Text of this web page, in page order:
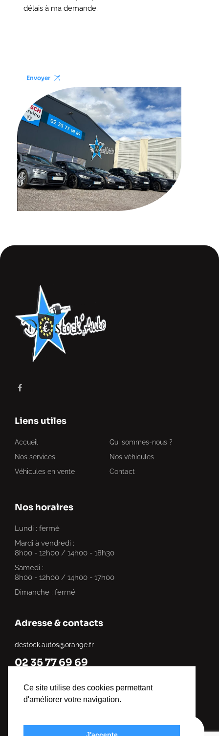
Ce site utilise des cookies permettant
d'améliorer votre navigation.
délais à ma demande.
Envoyer
Liens utiles
Accueil
Qui sommes-nous ?
Nos services
Nos véhicules
Véhicules en vente
Contact
Nos horaires
Lundi : fermé
Mardi à vendredi :
8h00 - 12h00 / 14h00 - 18h30
Samedi :
8h00 - 12h00 / 14h00 - 17h00
Dimanche : fermé
Adresse & contacts
321 chemin du Mesnillet, Criquebeuf-sur-Seine, France
02 35 77 69 69
destock.autos@orange.fr
Destock Auto . Tous droits réservés.